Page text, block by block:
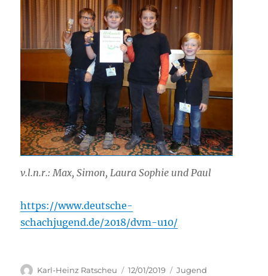
v.l.n.r.: Max, Simon, Laura Sophie und Paul
https://www.deutsche-
schachjugend.de/2018/dvm-u10/
Autor
Karl-Heinz Ratscheu
Veröffentlicht
12/01/2019 Kategorien
Jugend